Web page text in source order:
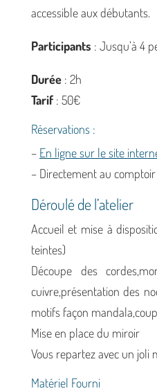
accessible aux débutants.
Participants : Jusqu’à 4
Durée: 2h
Tarif : 50€
Réservations :
– En ligne sur le site
– Directement au
Déroulé de l’atelier
Accueil et mise à
teintes)
Découpe des
cuivre,présentation des
motifs façon
Mise en place du miroir
Vous repartez avec un joli
Matériel Fourni